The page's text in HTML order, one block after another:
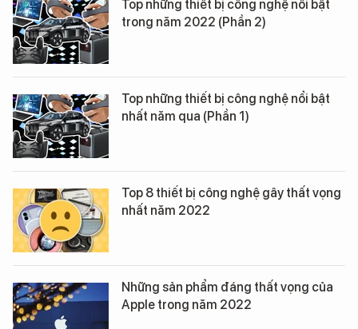
Top những thiết bị công nghệ nổi bật
trong năm 2022 (Phần 2)
Top những thiết bị công nghệ nổi bật
nhất năm qua (Phần 1)
Top 8 thiết bị công nghệ gây thất vọng
nhất năm 2022
Những sản phẩm đáng thất vọng của
Apple trong năm 2022